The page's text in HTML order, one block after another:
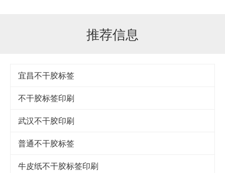
推荐信息
宜昌不干胶标签
不干胶标签印刷
武汉不干胶印刷
普通不干胶标签
牛皮纸不干胶标签印刷